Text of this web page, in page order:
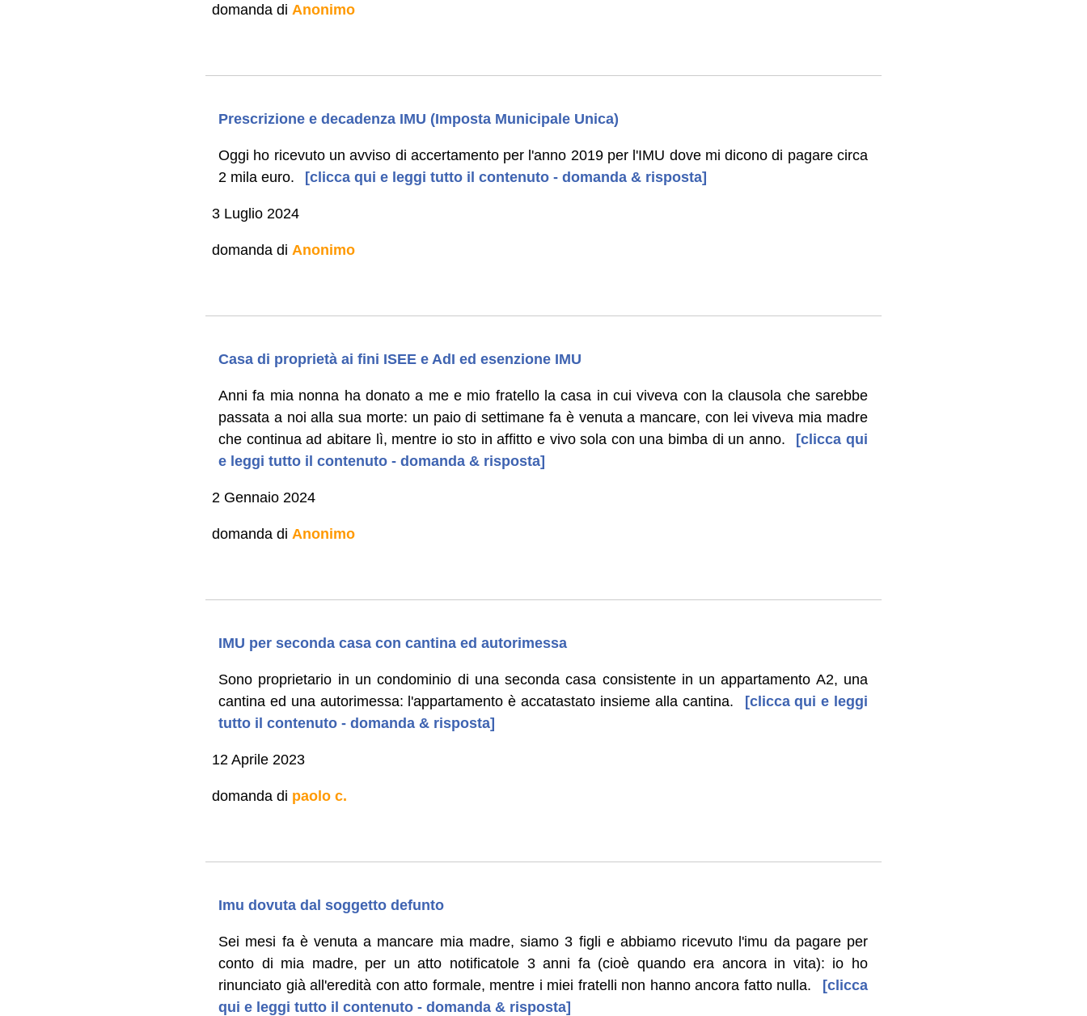
domanda di Anonimo
Prescrizione e decadenza IMU (Imposta Municipale Unica)
Oggi ho ricevuto un avviso di accertamento per l'anno 2019 per l'IMU dove mi dicono di pagare circa
2 mila euro.
[clicca qui e leggi tutto il contenuto - domanda & risposta]
3 Luglio 2024
domanda di Anonimo
Casa di proprietà ai fini ISEE e AdI ed esenzione IMU
Anni fa mia nonna ha donato a me e mio fratello la casa in cui viveva con la clausola che sarebbe
passata a noi alla sua morte: un paio di settimane fa è venuta a mancare, con lei viveva mia madre
che continua ad abitare lì, mentre io sto in affitto e vivo sola con una bimba di un anno.
[clicca qui
e leggi tutto il contenuto - domanda & risposta]
2 Gennaio 2024
domanda di Anonimo
IMU per seconda casa con cantina ed autorimessa
Sono proprietario in un condominio di una seconda casa consistente in un appartamento A2, una
cantina ed una autorimessa: l'appartamento è accatastato insieme alla cantina.
[clicca qui e leggi
tutto il contenuto - domanda & risposta]
12 Aprile 2023
domanda di paolo c.
Imu dovuta dal soggetto defunto
Sei mesi fa è venuta a mancare mia madre, siamo 3 figli e abbiamo ricevuto l'imu da pagare per
conto di mia madre, per un atto notificatole 3 anni fa (cioè quando era ancora in vita): io ho
rinunciato già all'eredità con atto formale, mentre i miei fratelli non hanno ancora fatto nulla.
[clicca
qui e leggi tutto il contenuto - domanda & risposta]